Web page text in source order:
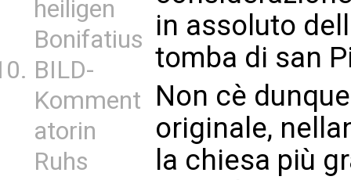
heiligen
Bonifatius
BILD-
Komment
atorin
Ruhs
in assoluto
tomba di san
Non cè
originale,
la chiesa più